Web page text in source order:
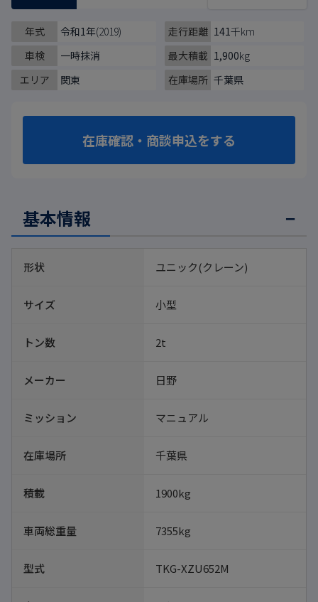
年式 令和1年(2019) 走行距離 141千km
車検
一時抹消 最大積載 1,900kg
エリア
関東 在庫場所 千葉県
在庫確認・商談申込をする
基本情報
形状 ユニック(クレーン)
サイズ 小型
トン数 2t
メーカー 日野
ミッション マニュアル
在庫場所 千葉県
積載 1900kg
車両総重量 7355kg
型式 TKG-XZU652M